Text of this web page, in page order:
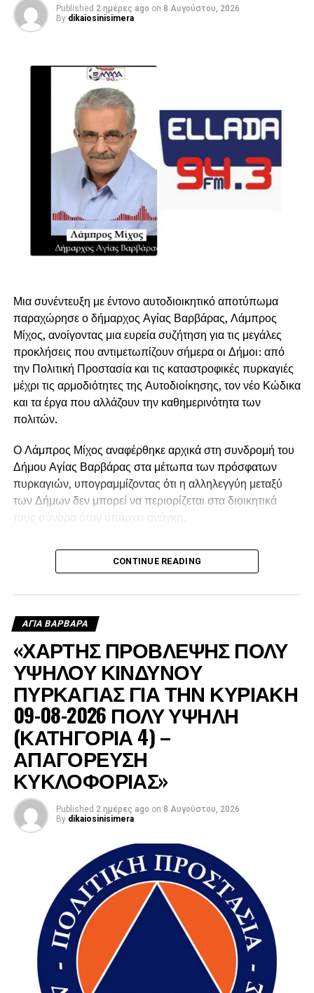
Published 2 ημέρες ago on 8 Αυγούστου, 2026
By dikaiosinisimera
Μια συνέντευξη με έντονο αυτοδιοικητικό αποτύπωμα
παραχώρησε ο δήμαρχος Αγίας Βαρβάρας, Λάμπρος
Μίχος, ανοίγοντας μια ευρεία συζήτηση για τις μεγάλες
προκλήσεις που αντιμετωπίζουν σήμερα οι Δήμοι: από
την Πολιτική Προστασία και τις καταστροφικές πυρκαγιές
μέχρι τις αρμοδιότητες της Αυτοδιοίκησης, τον νέο Κώδικα
και τα έργα που αλλάζουν την καθημερινότητα των
πολιτών.
Ο Λάμπρος Μίχος αναφέρθηκε αρχικά στη συνδρομή του
Δήμου Αγίας Βαρβάρας στα μέτωπα των πρόσφατων
πυρκαγιών, υπογραμμίζοντας ότι η αλληλεγγύη μεταξύ
των Δήμων δεν μπορεί να περιορίζεται στα διοικητικά
τους σύνορα όταν υπάρχει ανάγκη.
Όπως εξήγησε, ο Δήμος έστειλε υδροφόρα στις πληγείσες
περιοχές, η οποία αρχικά χρησιμοποιήθηκε για τον
νερό τα ελικόπτερα, ενώ μετά τη δύση του ήλιου συνέχισε
να τροφοδοτεί με νερό τα πυροσβεστικά οχήματα.
CONTINUE READING
ΑΓΙΑ ΒΑΡΒΑΡΑ
«ΧΑΡΤΗΣ ΠΡΟΒΛΕΨΗΣ ΠΟΛΥ
ΥΨΗΛΟΥ ΚΙΝΔΥΝΟΥ
ΠΥΡΚΑΓΙΑΣ ΓΙΑ ΤΗΝ ΚΥΡΙΑΚΗ
09-08-2026 ΠΟΛΥ ΥΨΗΛΗ
(ΚΑΤΗΓΟΡΙΑ 4) –
ΑΠΑΓΟΡΕΥΣΗ
ΚΥΚΛΟΦΟΡΙΑΣ»
Published 2 ημέρες ago on 8 Αυγούστου, 2026
By dikaiosinisimera